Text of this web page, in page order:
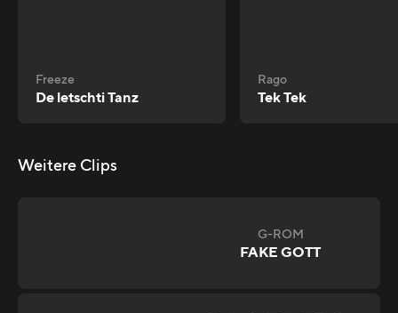
Freeze
De letschti Tanz
Rago
Tek Tek
Weitere Clips
G-ROM
FAKE GOTT